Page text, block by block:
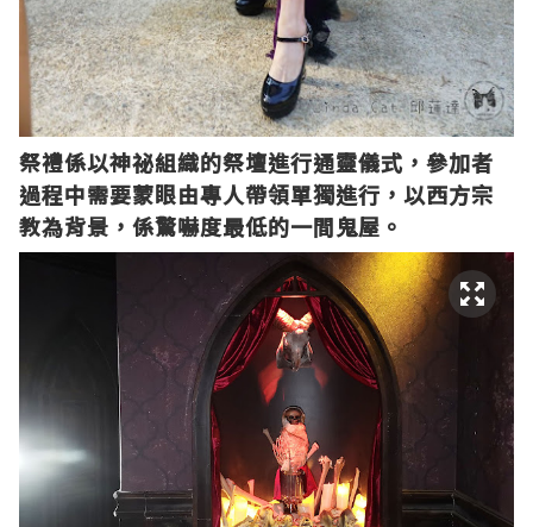
祭禮係以神祕組織的祭壇進行通靈儀式，參加者
過程中需要蒙眼由專人帶領單獨進行，以西方宗
教為背景，係驚嚇度最低的一間鬼屋。